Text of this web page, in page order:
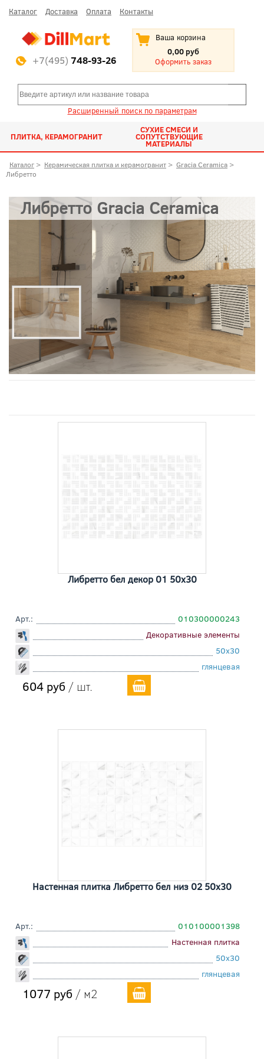
Каталог Доставка Оплата Контакты
+7(495) 748-93-26
Ваша корзина
0,00 руб
Оформить заказ
Расширенный поиск по параметрам
ПЛИТКА, КЕРАМОГРАНИТ
СУХИЕ СМЕСИ И
СОПУТСТВУЮЩИЕ
МАТЕРИАЛЫ
Каталог > Керамическая плитка и керамогранит > Gracia Ceramica >
Либретто
Либретто Gracia Ceramica
Либретто бел декор 01 50x30
Арт.:
010300000243
Декоративные элементы
50x30
глянцевая
604 руб / шт.
Настенная плитка Либретто бел низ 02 50x30
Арт.:
010100001398
Настенная плитка
50x30
глянцевая
1077 руб / м2